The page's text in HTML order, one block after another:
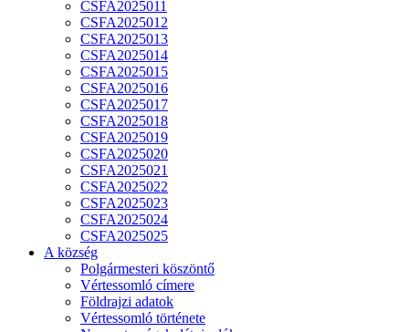
CSFA2025011
CSFA2025012
CSFA2025013
CSFA2025014
CSFA2025015
CSFA2025016
CSFA2025017
CSFA2025018
CSFA2025019
CSFA2025020
CSFA2025021
CSFA2025022
CSFA2025023
CSFA2025024
CSFA2025025
A község
Polgármesteri köszöntő
Vértessomló címere
Földrajzi adatok
Vértessomló története